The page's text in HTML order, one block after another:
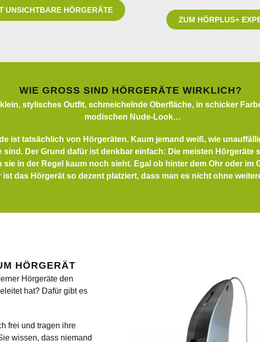
UNSICHTBARE HÖRGERÄTE
ZUM HÖRPLUS+
WIE GROSS SIND HÖRGERÄTE WIRKLICH?
stylisches Outfit, schmeichelnde Oberfläche, in schicker
modischen Nude-Look…
ist tatsächlich von Hörgeräten. Kaum jemand weiß, wie
sind. Der Grund dafür ist denkbar einfach: Die meisten Hörgeräte
sie in der Regel kaum noch sieht. Egal ob hinter dem Ohr oder im
ist das Hörgerät so dezent platziert, dass man es nicht ohne
HÖRGERÄT
Hörgeräte den
hat? Dafür gibt es
frei und tragen ihre
wissen, dass niemand